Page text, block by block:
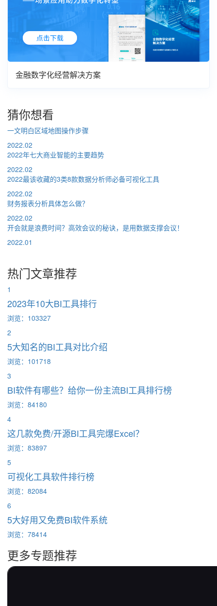
金融数字化经营解决方案
猜你想看
一文明白区域地图操作步骤
2022.02
2022年七大商业智能的主要趋势
2022.02
2022最该收藏的3类8款数据分析师必备可视化工具
2022.02
财务报表分析具体怎么做？
2022.02
开会就是浪费时间？高效会议的秘诀，是用数据支撑会议！
2022.01
热门文章推荐
1
2023年10大BI工具排行
浏览：103327
2
5大知名的BI工具对比介绍
浏览：101718
3
BI软件有哪些？给你一份主流BI工具排行榜
浏览：84180
4
这几款免费/开源BI工具完爆Excel？
浏览：83897
5
可视化工具软件排行榜
浏览：82084
6
5大好用又免费BI软件系统
浏览：78414
更多专题推荐